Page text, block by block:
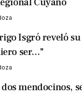
Isgró reveló
ser..."
dos mendocinos,